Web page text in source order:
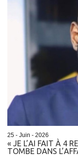
25 - Juin - 2026
« JE L’AI FAIT À 4
TOMBE DANS